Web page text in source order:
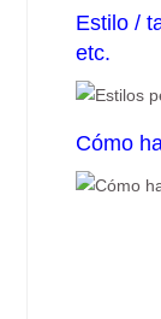
Estilo /
etc.
Cómo